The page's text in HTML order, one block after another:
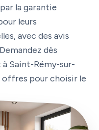
la garantie
leurs
avec des avis
dès
Saint-Rémy-sur-
offres pour choisir le